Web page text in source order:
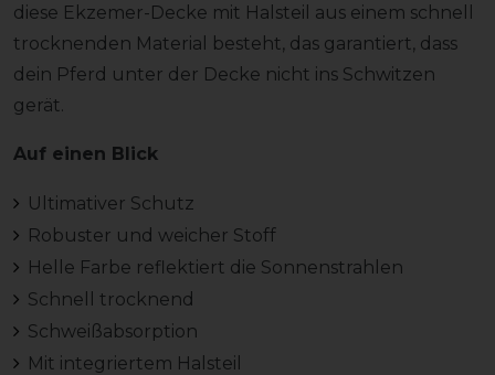
diese Ekzemer-Decke mit Halsteil aus einem schnell
trocknenden Material besteht, das garantiert, dass
dein Pferd unter der Decke nicht ins Schwitzen
gerät.
Auf einen Blick
Ultimativer Schutz
Robuster und weicher Stoff
Helle Farbe reflektiert die Sonnenstrahlen
Schnell trocknend
Schweißabsorption
Mit integriertem Halsteil